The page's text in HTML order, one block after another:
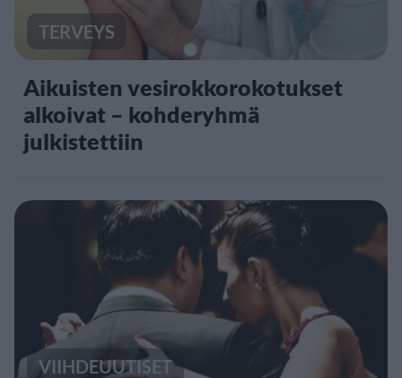
TERVEYS
Aikuisten vesirokkorokotukset
alkoivat – kohderyhmä
julkistettiin
VIIHDEUUTISET